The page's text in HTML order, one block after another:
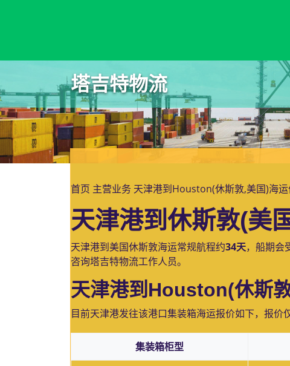
塔吉特物流
首页 主营业务 天津港到Houston(休斯敦,美国)海
天津港到休斯敦(美
天津港到美国休斯敦海运常规航程约34天，船期会
咨询塔吉特物流工作人员。
天津港到Houston(休斯
目前天津港发往该港口集装箱海运报价如下，报价
集装箱柜型